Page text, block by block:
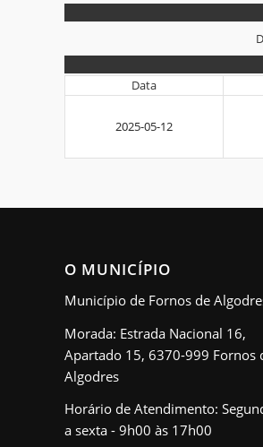
Responsável
Data
2025-05-12
O MUNICÍPIO
Município de Fornos de
Morada: Estrada Nacional 16,
Apartado 15, 6370-999 Fornos
Algodres
Horário de Atendimento:
a sexta - 9h00 às 17h00